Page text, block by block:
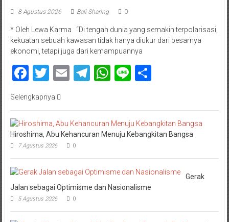
8 Agustus 2026 Bali Sharing 0
* Oleh Lewa Karma “Di tengah dunia yang semakin terpolarisasi,
kekuatan sebuah kawasan tidak hanya diukur dari besarnya
ekonomi, tetapi juga dari kemampuannya
Facebook
Twitter
EmailTelegram
WhatsApp
LineShare
Selengkapnya
Hiroshima, Abu Kehancuran Menuju Kebangkitan Bangsa
7 Agustus 2026 0
Gerak
Jalan sebagai Optimisme dan Nasionalisme
5 Agustus 2026 0